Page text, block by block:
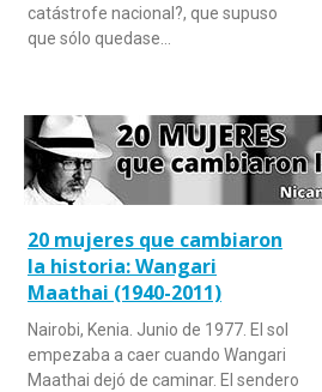
catástrofe nacional?, que supuso
que sólo quedase…
20 mujeres que cambiaron
la historia: Wangari
Maathai (1940-2011)
Nairobi, Kenia. Junio de 1977. El sol
empezaba a caer cuando Wangari
Maathai dejó de caminar. El sendero